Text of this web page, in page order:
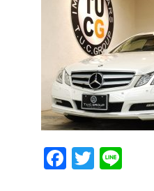
Facebook
Twitter